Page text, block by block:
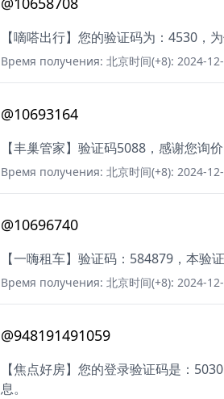
【嘀嗒出行】您的验证码为：4530，
Время получения: 北京时间(+8): 2024-
@10693164
【丰巢管家】验证码5088，感谢您询
Время получения: 北京时间(+8): 2024-
@10696740
【一嗨租车】验证码：584879，本验
Время получения: 北京时间(+8): 2024-
@948191491059
【焦点好房】您的登录验证码是：
息。